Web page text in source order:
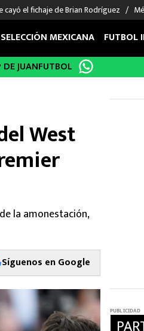
cayó el fichaje de Brian Rodríguez
Giakoumakis
DEPORTES
Boxeo
SELECCIÓN MEXICANA FUTBOL
JUANFUTBOL
West
la amonestación,
Síguenos en Google